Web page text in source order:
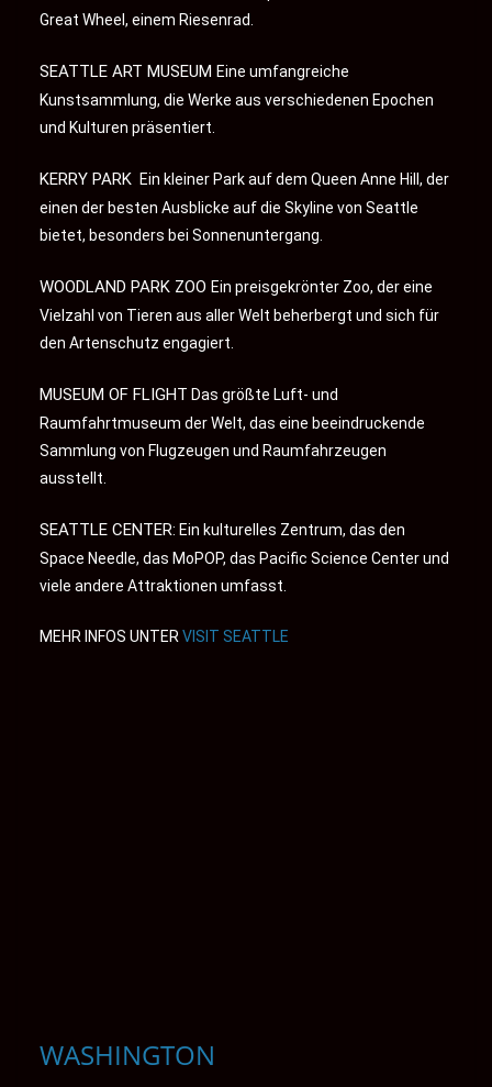
Great Wheel, einem Riesenrad.
SEATTLE ART MUSEUM Eine umfangreiche
Kunstsammlung, die Werke aus verschiedenen Epochen
und Kulturen präsentiert.
KERRY PARK Ein kleiner Park auf dem Queen Anne Hill, der
einen der besten Ausblicke auf die Skyline von Seattle
bietet, besonders bei Sonnenuntergang.
WOODLAND PARK ZOO Ein preisgekrönter Zoo, der eine
Vielzahl von Tieren aus aller Welt beherbergt und sich für
den Artenschutz engagiert.
MUSEUM OF FLIGHT Das größte Luft- und
Raumfahrtmuseum der Welt, das eine beeindruckende
Sammlung von Flugzeugen und Raumfahrzeugen
ausstellt.
SEATTLE CENTER: Ein kulturelles Zentrum, das den
Space Needle, das MoPOP, das Pacific Science Center und
viele andere Attraktionen umfasst.
MEHR INFOS UNTER VISIT SEATTLE
WASHINGTON